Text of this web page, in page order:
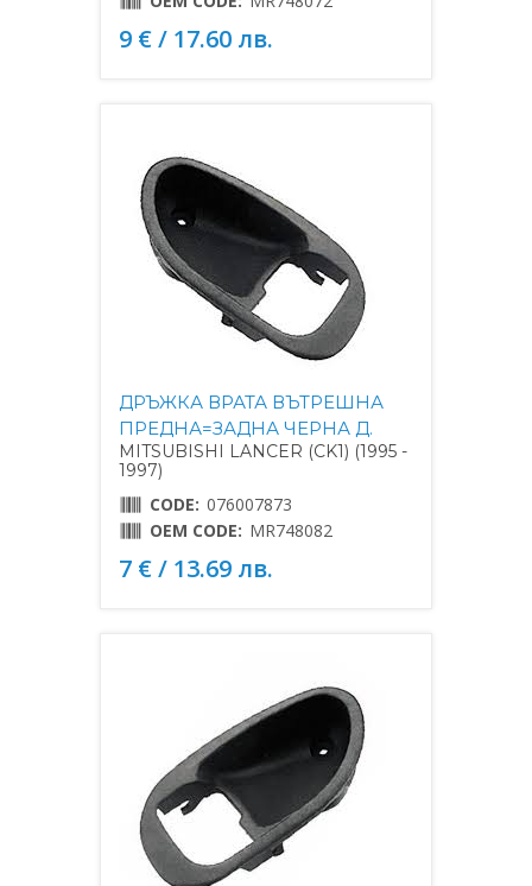
9 € / 17.60 лв.
ДРЪЖКА ВРАТА ВЪТРЕШНА
ПРЕДНА=ЗАДНА ЧЕРНА Д.
MITSUBISHI LANCER (CK1) (1995 -
1997)
CODE: 076007873
OEM CODE: MR748082
7 € / 13.69 лв.